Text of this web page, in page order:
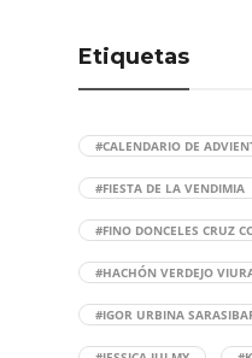
Etiquetas
#CALENDARIO DE
#FIESTA DE LA VENDIMIA
#FINO DONCELES CRUZ
#HACHÓN VERDEJO
#IGOR URBINA